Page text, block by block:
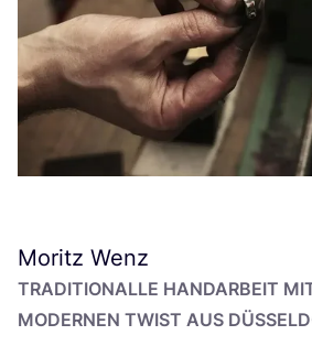
Moritz Wenz
TRA­DI­TIO­NAL­LE HAND­AR­BEIT
MODER­NEN TWIST AUS